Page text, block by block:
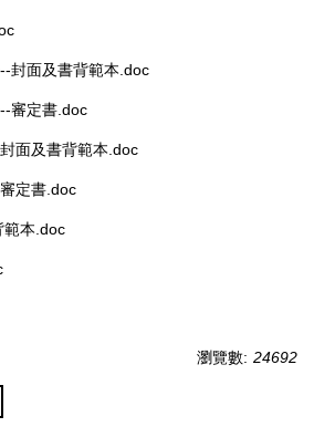
封面及書背範本.doc
審定書.doc
面及書背範本.doc
定書.doc
範本.doc
瀏覽數: 24692